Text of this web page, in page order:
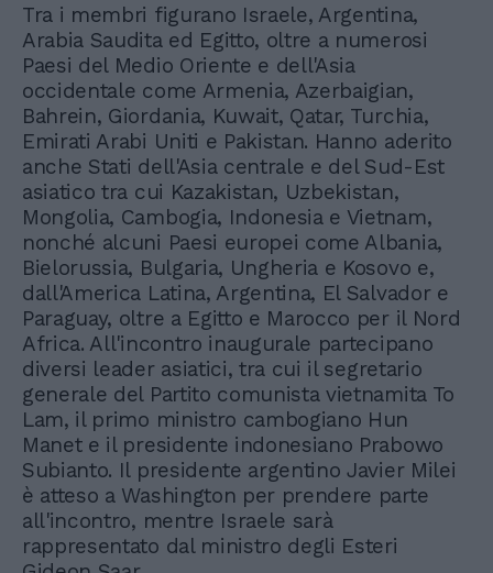
Tra i membri figurano Israele, Argentina,
Arabia Saudita ed Egitto, oltre a numerosi
Paesi del Medio Oriente e dell'Asia
occidentale come Armenia, Azerbaigian,
Bahrein, Giordania, Kuwait, Qatar, Turchia,
Emirati Arabi Uniti e Pakistan. Hanno aderito
anche Stati dell'Asia centrale e del Sud-Est
asiatico tra cui Kazakistan, Uzbekistan,
Mongolia, Cambogia, Indonesia e Vietnam,
nonché alcuni Paesi europei come Albania,
Bielorussia, Bulgaria, Ungheria e Kosovo e,
dall'America Latina, Argentina, El Salvador e
Paraguay, oltre a Egitto e Marocco per il Nord
Africa. All'incontro inaugurale partecipano
diversi leader asiatici, tra cui il segretario
generale del Partito comunista vietnamita To
Lam, il primo ministro cambogiano Hun
Manet e il presidente indonesiano Prabowo
Subianto. Il presidente argentino Javier Milei
è atteso a Washington per prendere parte
all'incontro, mentre Israele sarà
rappresentato dal ministro degli Esteri